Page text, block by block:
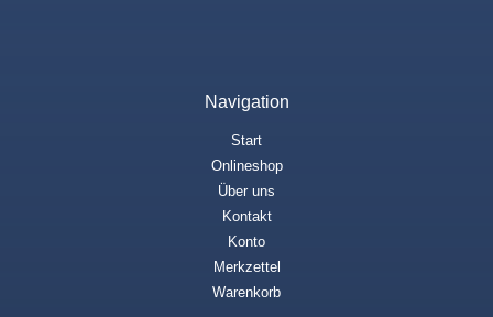
Navigation
Start
Onlineshop
Über uns
Kontakt
Konto
Merkzettel
Warenkorb